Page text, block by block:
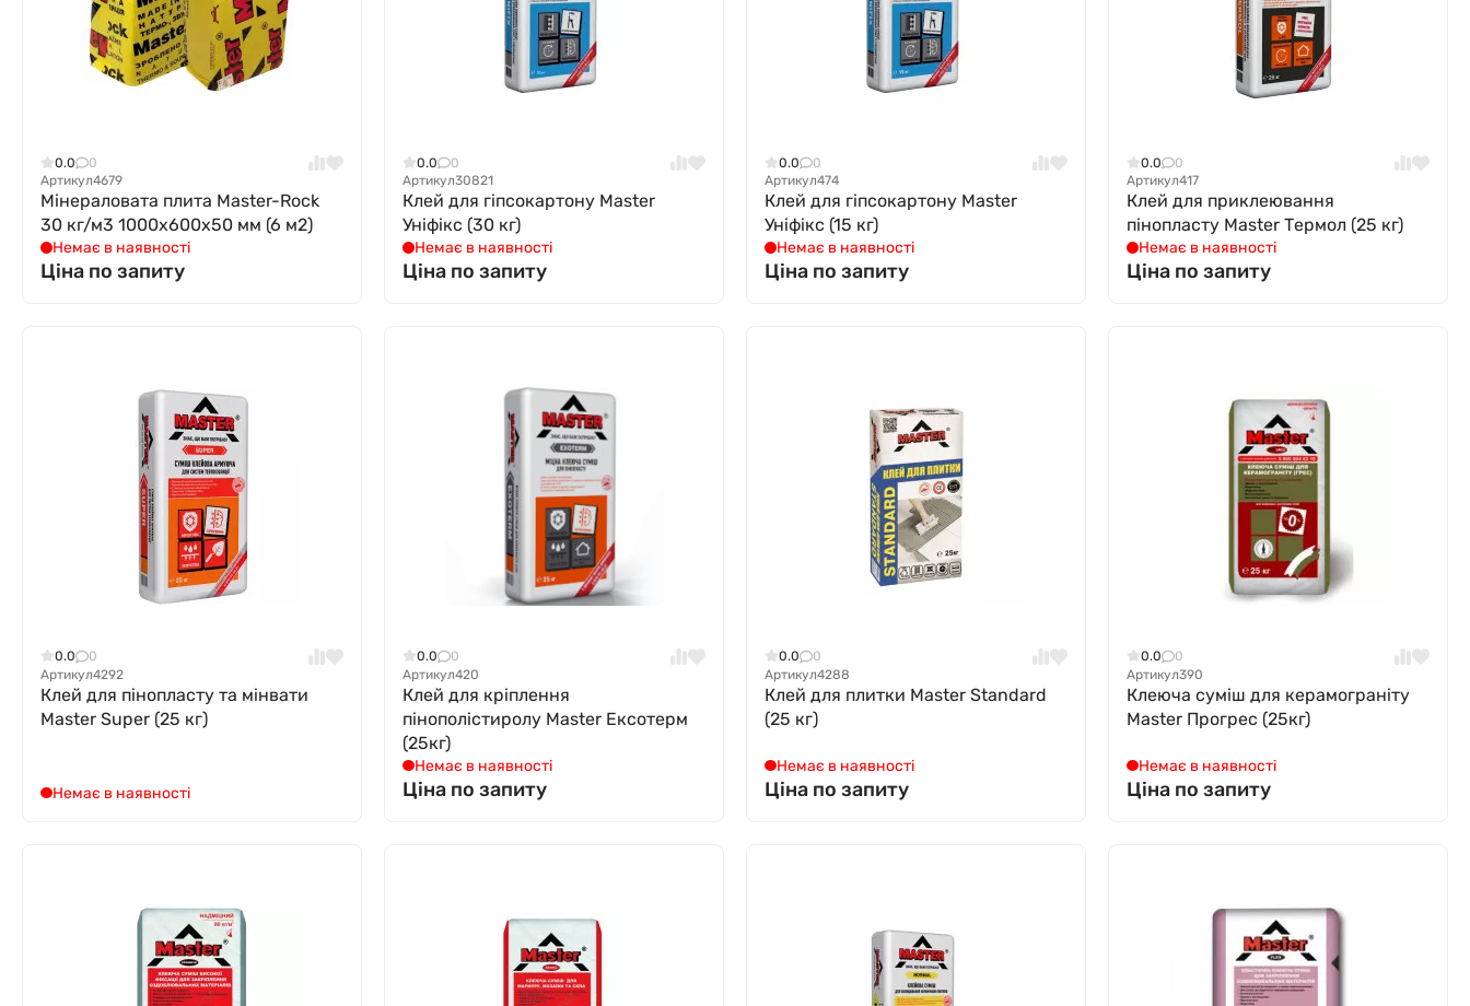
0.0
0
Артикул4679
Мінераловата плита Master-Rock
30 кг/м3 1000x600x50 мм (6 м2)
Немає в наявності
Ціна по запиту
0.0
0
Артикул30821
Клей для гіпсокартону Мaster
Уніфікс (30 кг)
Немає в наявності
Ціна по запиту
0.0
0
Артикул474
Клей для гіпсокартону Мaster
Уніфікс (15 кг)
Немає в наявності
Ціна по запиту
0.0
0
Артикул417
Клей для приклеювання
пінопласту Мaster Термол (25 кг)
Немає в наявності
Ціна по запиту
0.0
0
Артикул4292
Клей для пінопласту та мінвати
Мaster Super (25 кг)
Немає в наявності
0.0
0
Артикул420
Клей для кріплення
пінополістиролу Мaster Ексотерм
(25кг)
Немає в наявності
Ціна по запиту
0.0
0
Артикул4288
Клей для плитки Мaster Standard
(25 кг)
Немає в наявності
Ціна по запиту
0.0
0
Артикул390
Клеюча суміш для керамограніту
Master Прогрес (25кг)
Немає в наявності
Ціна по запиту